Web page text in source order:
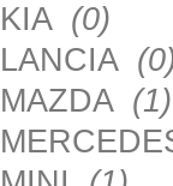
KIA (0)
LANCIA
MAZDA (1)